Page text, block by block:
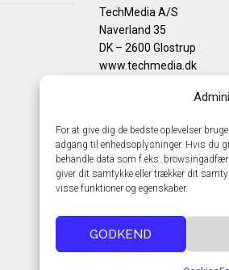
For at give dig de bedste oplevelser
adgang til enhedsoplysninger. Hvis du
behandle data som f.eks.
giver dit samtykke eller trækker dit
visse funktioner og egenskaber.
GODKEND
TechMedia A/S
Naverland 35
DK – 2600 Glostrup
www.techmedia.dk
Cookiepolitik